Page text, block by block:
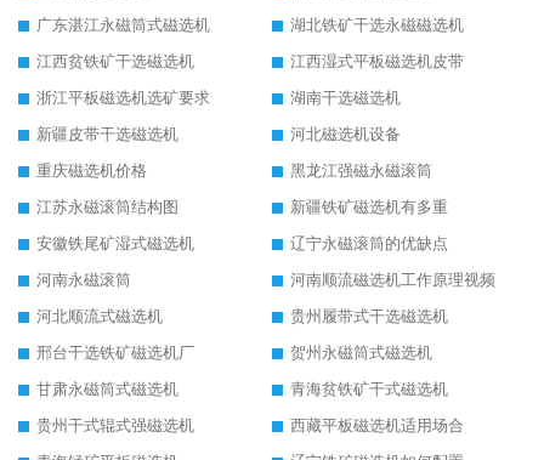
广东湛江永磁筒式磁选机
湖北铁矿干选永磁磁选机
江西贫铁矿干选磁选机
江西湿式平板磁选机皮带
浙江平板磁选机选矿要求
湖南干选磁选机
新疆皮带干选磁选机
河北磁选机设备
重庆磁选机价格
黑龙江强磁永磁滚筒
江苏永磁滚筒结构图
新疆铁矿磁选机有多重
安徽铁尾矿湿式磁选机
辽宁永磁滚筒的优缺点
河南永磁滚筒
河南顺流磁选机工作原理视频
河北顺流式磁选机
贵州履带式干选磁选机
邢台干选铁矿磁选机厂
贺州永磁筒式磁选机
甘肃永磁筒式磁选机
青海贫铁矿干式磁选机
贵州干式辊式强磁选机
西藏平板磁选机适用场合